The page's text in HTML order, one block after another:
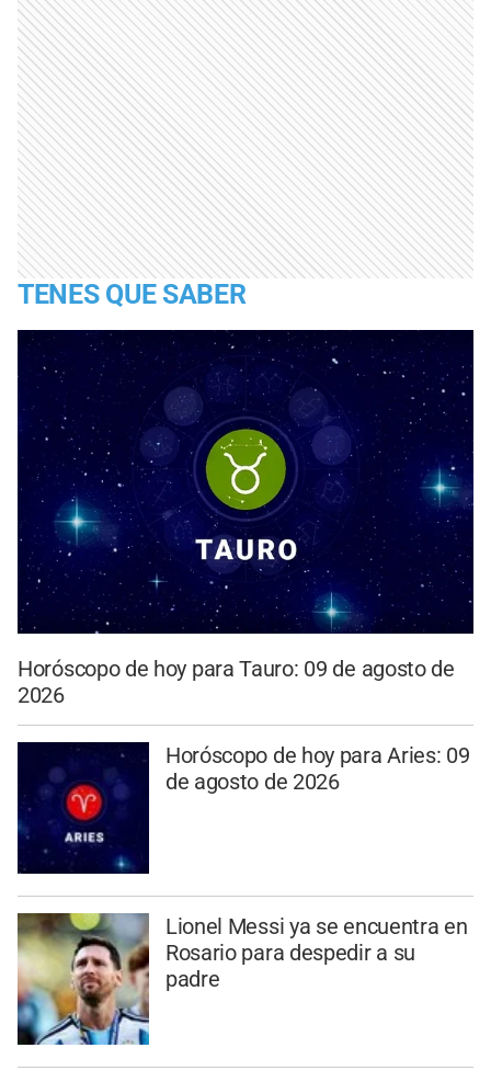
TENES QUE SABER
Horóscopo de hoy para Tauro: 09 de agosto de
2026
Horóscopo de hoy para Aries: 09
de agosto de 2026
Lionel Messi ya se encuentra en
Rosario para despedir a su
padre